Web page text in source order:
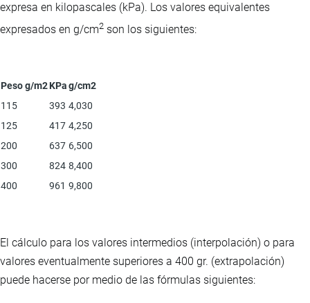
expresa en kilopascales (kPa). Los valores equivalentes
expresados en g/cm2 son los siguientes:
Peso g/m2KPag/cm2
115
393 4,030
125
417 4,250
200
637 6,500
300
824 8,400
400
961 9,800
El cálculo para los valores intermedios (interpolación) o para
valores eventualmente superiores a 400 gr. (extrapolación)
puede hacerse por medio de las fórmulas siguientes: